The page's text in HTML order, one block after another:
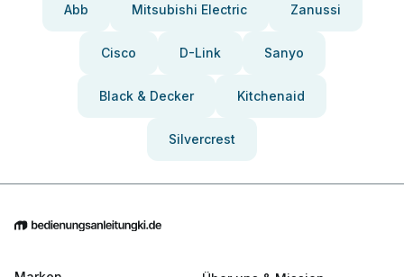
Abb Mitsubishi Electric Zanussi
Cisco D-Link Sanyo
Black & Decker Kitchenaid
Silvercrest